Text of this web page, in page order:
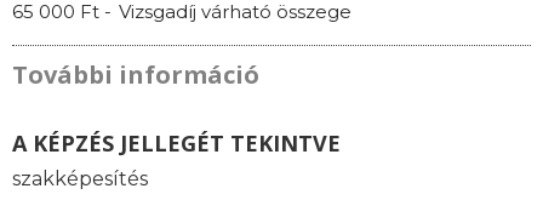
65 000 Ft - Vizsgadíj várható összege
További információ
A KÉPZÉS JELLEGÉT TEKINTVE
szakképesítés